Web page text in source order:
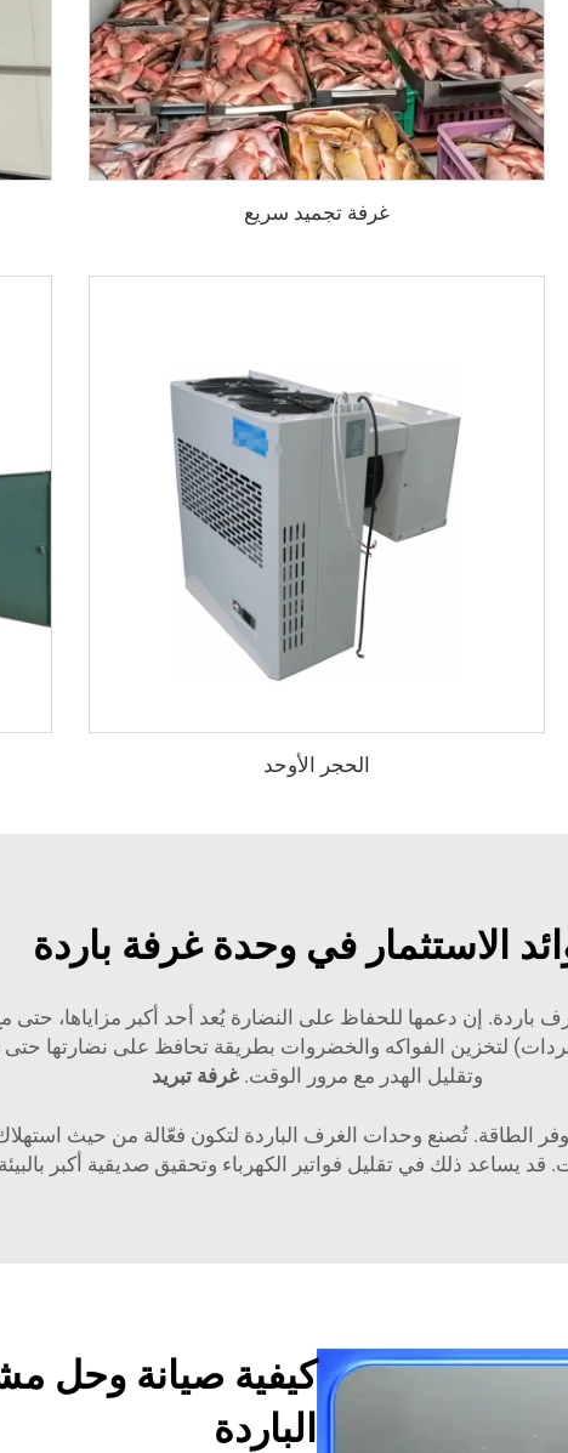
غرفة تجميد سريع
الحجر الأوحد
الاستثمار في وحدة غرفة باردة
باردة. إن دعمها للحفاظ على النضارة يُعد أحد أكبر مزاياها،
لتخزين الفواكه والخضروات بطريقة تحافظ على نضارتها حتى
وتقليل الهدر مع مرور الوقت.غرفة تبريد
الطاقة. تُصنع وحدات الغرف الباردة لتكون فعّالة من حيث
قد يساعد ذلك في تقليل فواتير الكهرباء وتحقيق صديقية أكبر
كيفية صيانة وحل
الباردة